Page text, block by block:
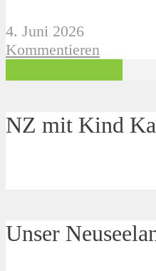
4. Juni 2026
Kommentieren
NZ mit Kind
Unser